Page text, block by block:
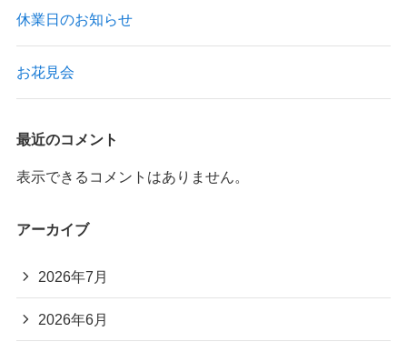
休業日のお知らせ
お花見会
最近のコメント
表示できるコメントはありません。
アーカイブ
2026年7月
2026年6月